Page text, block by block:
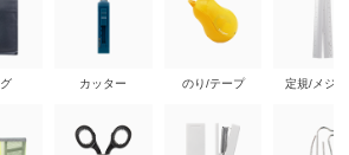
カッター のり/テープ 定規/メジ